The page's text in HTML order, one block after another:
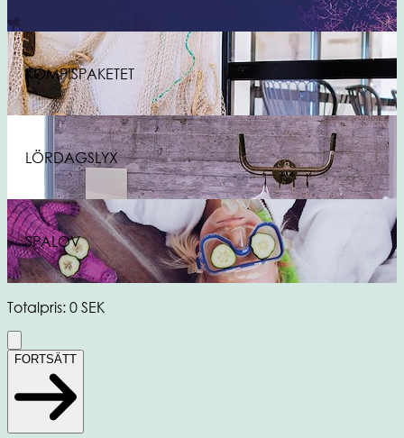
KOMPISPAKETET
LÖRDAGSLYX
SPALOV
Totalpris:0SEK
FORTSÄTT